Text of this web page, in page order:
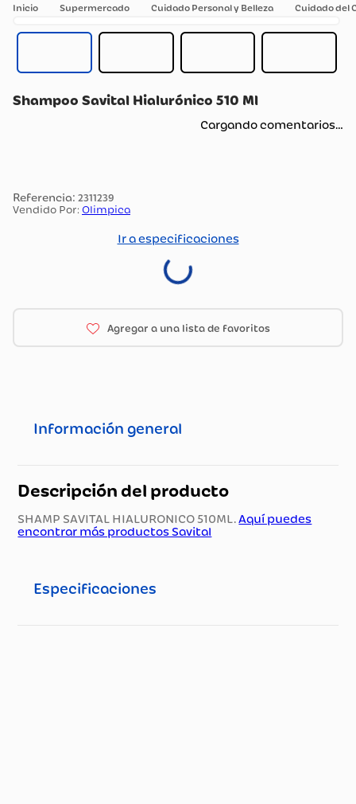
Supermercado Cuidado Personal y Belleza Cuidado del
Shampoo Savital Hialurónico 510 Ml
Cargando comentarios…
: 2311239
Vendido Por: Olimpica
Ir a especificaciones
Información general
Descripción del producto
SHAMP SAVITAL HIALURONICO 510ML.Aquí puedes
encontrar más productos Savital
Especificaciones